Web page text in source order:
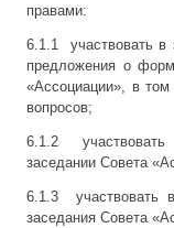
правами:
6.1.1 участвовать в
предложения о
«Ассоциации», в
вопросов;
6.1.2 участвовать
заседании Совета
6.1.3 участвовать
заседания Совета